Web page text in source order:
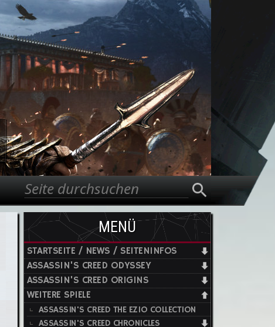
Suchformular
Suche
MENÜ
STARTSEITE / NEWS / SEITENINFOS
ASSASSIN'S CREED ODYSSEY
ASSASSIN'S CREED ORIGINS
WEITERE SPIELE
ASSASSIN'S CREED THE EZIO COLLECTION
ASSASSIN'S CREED CHRONICLES